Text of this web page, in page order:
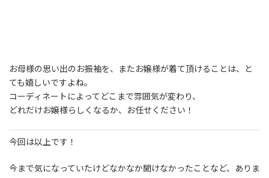
お母様の思い出のお振袖を、またお嬢様が着て頂けることは、と
ても嬉しいですよね。
コーディネートによってどこまで雰囲気が変わり、
どれだけお嬢様らしくなるか、お任せください！
今回は以上です！
今まで気になっていたけどなかなか聞けなかったことなど、ありま